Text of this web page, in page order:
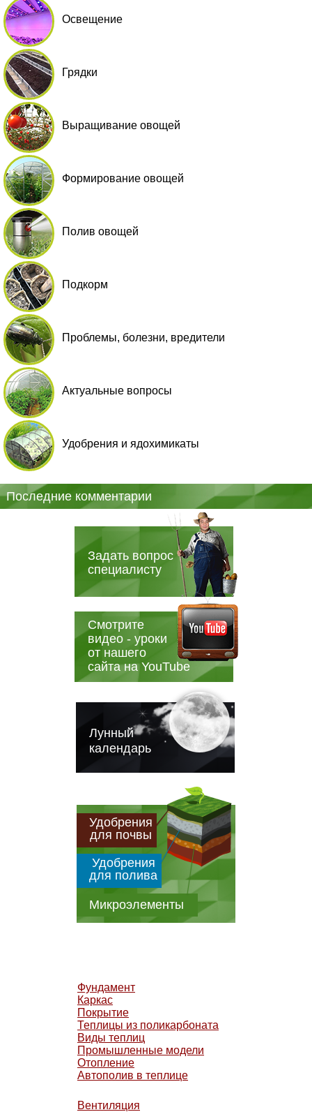
Освещение
Грядки
Выращивание овощей
Формирование овощей
Полив овощей
Подкорм
Проблемы, болезни, вредители
Актуальные вопросы
Удобрения и ядохимикаты
Последние комментарии
Задать вопрос
специалисту
Смотрите
видео - уроки
от нашего
сайта на YouTube
Лунный
календарь
Удобрения
для почвы
Удобрения
для полива
Микроэлементы
Фундамент
Каркас
Покрытие
Теплицы из поликарбоната
Виды теплиц
Промышленные модели
Отопление
Автополив в теплице
Вентиляция